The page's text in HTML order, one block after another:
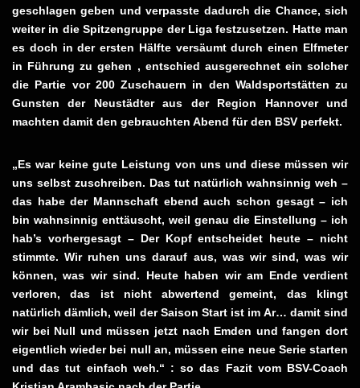
geschlagen geben und verpasste dadurch die Chance, sich
weiter in die Spitzengruppe der Liga festzusetzen. Hatte man
es doch in der ersten Hälfte versäumt durch einen Elfmeter
in Führung zu gehen , entschied ausgerechnet ein solcher
die Partie vor 200 Zuschauern in den Waldsportstätten zu
Gunsten der Neustädter aus der Region Hannover und
machten damit den gebrauchten Abend für den BSV perfekt.
„Es war keine gute Leistung von uns und diese müssen wir
uns selbst zuschreiben. Das tut natürlich wahnsinnig weh –
das habe der Mannschaft ebend auch schon gesagt – ich
bin wahnsinnig enttäuscht, weil genau die Einstellung – ich
hab’s vorhergesagt – Der Kopf entscheidet heute – nicht
stimmte. Wir ruhen uns darauf aus, was wir sind, was wir
können, was wir sind. Heute haben wir am Ende verdient
verloren, das ist nicht abwertend gemeint, das klingt
natürlich dämlich, weil der Saison Start ist im Ar… damit sind
wir bei Null und müssen jetzt nach Emden und fangen dort
eigentlich wieder bei null an, müssen eine neue Serie starten
und das tut einfach weh.“ : so das Fazit vom BSV-Coach